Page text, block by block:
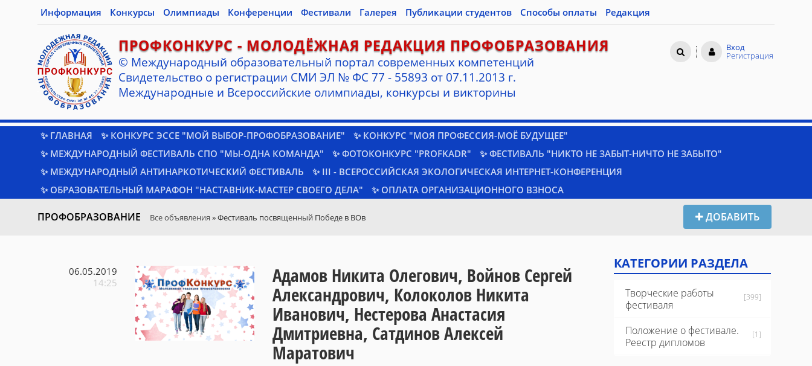
Информация Конкурсы Олимпиады Конференции Фестивали Галерея Публикации студентов Способы оплаты Редакция
ПРОФКОНКУРС - МОЛОДЁЖНАЯ РЕДАКЦИЯ ПРОФОБРАЗОВАНИЯ
© Международный образовательный портал современных компетенций
Cвидетельство о регистрации СМИ ЭЛ № ФС 77 - 55893 от 07.11.2013 г.
Международные и Всероссийские олимпиады, конкурсы и викторины
Вход
Регистрация
✨ ГЛАВНАЯ ✨ КОНКУРС ЭССЕ "МОЙ ВЫБОР-ПРОФОБРАЗОВАНИЕ"
✨ КОНКУРС "МОЯ ПРОФЕССИЯ-МОЁ БУДУЩЕЕ"
✨ МЕЖДУНАРОДНЫЙ ФЕСТИВАЛЬ СПО "МЫ-ОДНА КОМАНДА"
✨ ФОТОКОНКУРС "PROFKADR"
✨ ФЕСТИВАЛЬ "НИКТО НЕ ЗАБЫТ-НИЧТО НЕ ЗАБЫТО"
✨ МЕЖДУНАРОДНЫЙ АНТИНАРКОТИЧЕСКИЙ ФЕСТИВАЛЬ
✨ III - ВСЕРОССИЙСКАЯ ЭКОЛОГИЧЕСКАЯ ИНТЕРНЕТ-КОНФЕРЕНЦИЯ
✨ ОБРАЗОВАТЕЛЬНЫЙ МАРАФОН "НАСТАВНИК-МАСТЕР СВОЕГО ДЕЛА"
✨ ОПЛАТА ОРГАНИЗАЦИОННОГО ВЗНОСА
ПРОФОБРАЗОВАНИЕ Все объявления » Фестиваль посвященный Победе в ВОв ДОБАВИТЬ
06.05.2019
14:25
Адамов Никита Олегович, Войнов Сергей
Александрович, Колоколов Никита
Иванович, Нестерова Анастасия
Дмитриевна, Сатдинов Алексей
Маратович
КАТЕГОРИИ РАЗДЕЛА
Творческие работы
фестиваля
[399]
Положение о фестивале.
Реестр дипломов
[1]